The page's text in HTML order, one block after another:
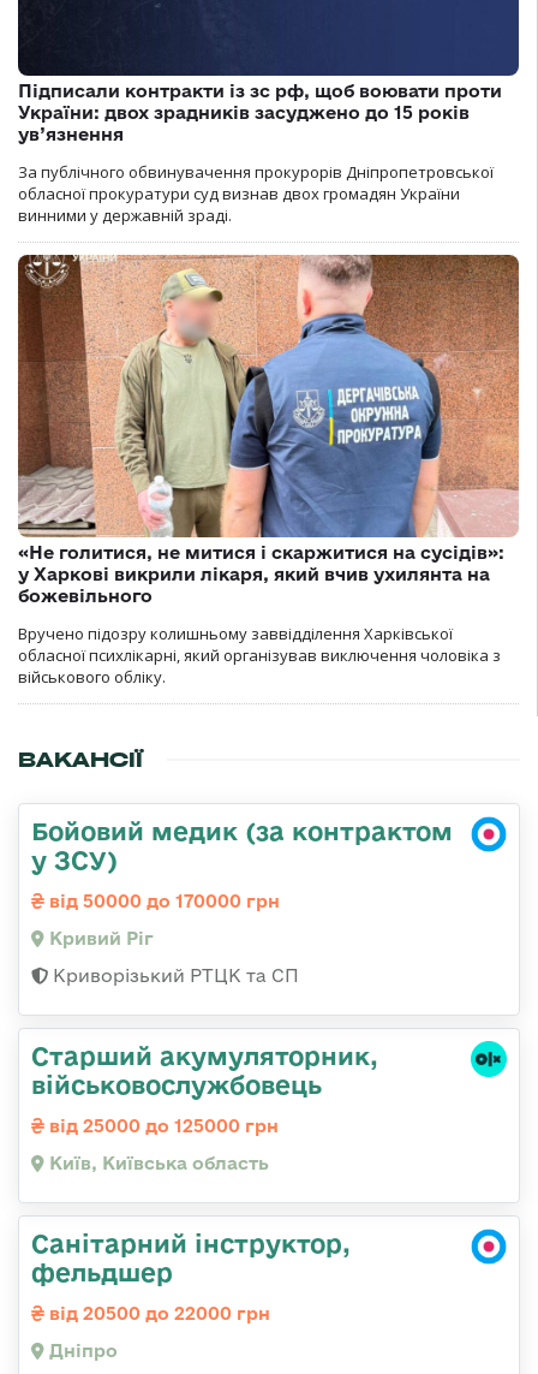
Підписали контракти із зс рф, щоб воювати проти
України: двох зрадників засуджено до 15 років
ув’язнення
За публічного обвинувачення прокурорів Дніпропетровської
обласної прокуратури суд визнав двох громадян України
винними у державній зраді.
«Не голитися, не митися і скаржитися на сусідів»:
у Харкові викрили лікаря, який вчив ухилянта на
божевільного
Вручено підозру колишньому заввідділення Харківської
обласної психлікарні, який організував виключення чоловіка з
військового обліку.
ВАКАНСІЇ
Бойовий медик (за контрактом
у ЗСУ)
від 50000 до 170000 грн
Кривий Ріг
Криворізький РТЦК та СП
Старший акумуляторник,
військовослужбовець
від 25000 до 125000 грн
Київ, Київська область
Санітарний інструктор,
фельдшер
від 20500 до 22000 грн
Дніпро